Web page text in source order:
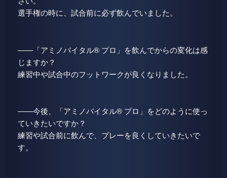
選手権の時に、試合前に必ず飲んでいました。
――「アミノバイタル® プロ」を飲んでからの変化は感
じますか？
練習中や試合中のフットワークが良くなりました。
――今後、「アミノバイタル® プロ」をどのように使っ
ていきたいですか？
練習や試合前に飲んで、プレーを良くしていきたいで
す。